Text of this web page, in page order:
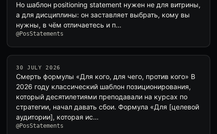
Но шаблон positioning statement нужен не для витрины,
а для дисциплины: он заставляет выбрать, кому вы
нужны, в чём отличаетесь и п…
@PosStatements
30 JULY 2026
Смерть формулы «Для кого, для чего, против кого» В
2026 году классический шаблон позиционирования,
который десятилетиями преподавали на курсах по
стратегии, начал давать сбои. Формула «Для [целевой
аудитории], которая ис…
@PosStatements